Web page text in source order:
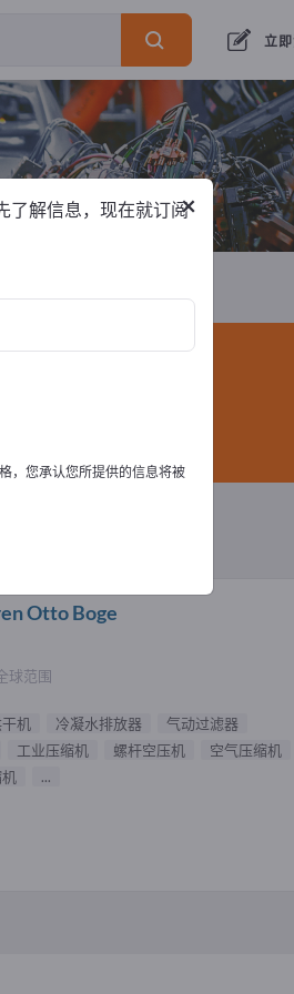
立
出
Otto Boge
球范围
机 冷凝水排放器
气动过滤器
工业压缩机 螺杆空压机
空气压缩机
...
×
了解信息，现在就订阅
，您承认您所提供的信息将被